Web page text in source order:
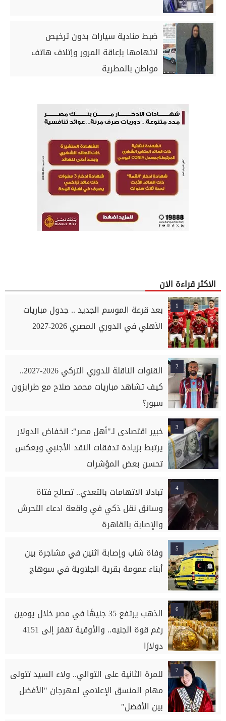
ضبط منادية سيارات بدون ترخيص
لاتهامها بإعاقة المرور وإتلاف هاتف
مواطن بالمطرية
الاكثر قراءة الان
1
بعد قرعة الموسم الجديد .. جدول مباريات
الأهلي في الدوري المصري 2026-2027
2
القنوات الناقلة للدوري التركي 2026-2027..
كيف تشاهد مباريات محمد صلاح مع طرابزون
سبور؟
3
خبير اقتصادى لـ"أهل مصر": انخفاض الدولار
يرتبط بزيادة تدفقات النقد الأجنبي ويعكس
تحسن بعض المؤشرات
4
تبادلا الاتهامات بالتعدي.. تصالح فتاة
وسائق نقل ذكي في واقعة ادعاء التحرش
والإصابة بالقاهرة
5
وفاة شاب وإصابة اثنين في مشاجرة بين
أبناء عمومة بقرية الجلاوية في سوهاج
6
الذهب يرتفع 35 جنيهًا في مصر خلال يومين
رغم قوة الجنيه.. والأوقية تقفز إلى 4151
دولارًا
7
للمرة الثانية على التوالي.. ولاء السيد تتولى
مهام المنسق الإعلامي لمهرجان "الأفضل
بين الأفضل"